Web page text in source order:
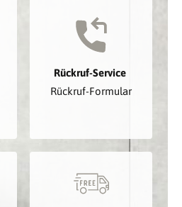
Rückruf-Service
Rückruf-Formular